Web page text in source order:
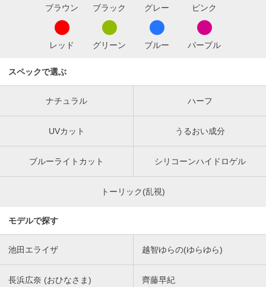
ブラウン ブラック グレー ピンク
レッド グリーン ブルー パープル
スペックで選ぶ
ナチュラル ハーフ
UVカット うるおい成分
ブルーライトカット シリコーンハイドロゲル
トーリック(乱視)
モデルで探す
池田エライザ 越智ゆらの(ゆらゆら)
長浜広奈 (おひなさま) 齊藤早紀